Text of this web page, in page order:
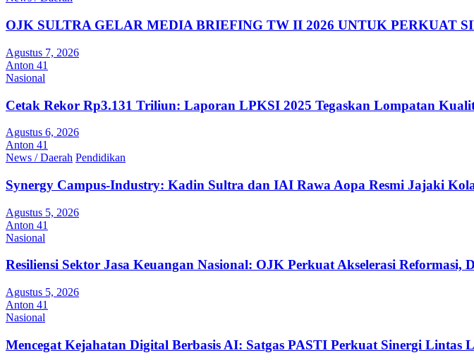
OJK SULTRA GELAR MEDIA BRIEFING TW II 2026 UNTUK PERKUAT
Agustus 7, 2026
Anton 41
Nasional
Cetak Rekor Rp3.131 Triliun: Laporan LPKSI 2025 Tegaskan Lompatan
Agustus 6, 2026
Anton 41
News / Daerah Pendidikan
Synergy Campus-Industry: Kadin Sultra dan IAI Rawa Aopa Resmi Jajaki
Agustus 5, 2026
Anton 41
Nasional
Resiliensi Sektor Jasa Keuangan Nasional: OJK Perkuat Akselerasi
Agustus 5, 2026
Anton 41
Nasional
Mencegat Kejahatan Digital Berbasis AI: Satgas PASTI Perkuat Sinergi